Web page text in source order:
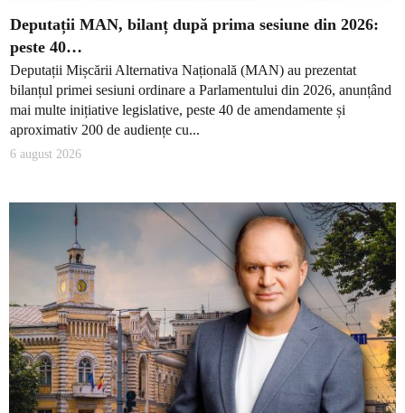
Deputații MAN, bilanț după prima sesiune din 2026:
peste 40…
Deputații Mișcării Alternativa Națională (MAN) au prezentat
bilanțul primei sesiuni ordinare a Parlamentului din 2026, anunțând
mai multe inițiative legislative, peste 40 de amendamente și
aproximativ 200 de audiențe cu...
6 august 2026